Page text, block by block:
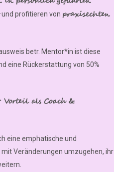
und profitieren von praxisechten
betr. Mentor*in ist diese
eine Rückerstattung von 50%
als Coach &
eine emphatische und
Veränderungen umzugehen, ihr